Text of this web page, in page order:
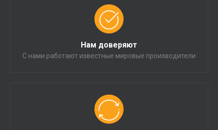
Нам доверяют
С нами работают известные мировые производители